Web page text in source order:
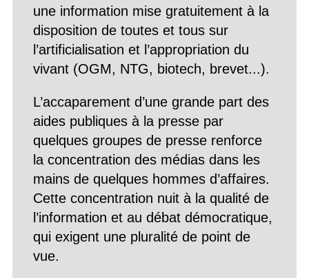
une information mise gratuitement à la
disposition de toutes et tous sur
l’artificialisation et l’appropriation du
vivant (OGM, NTG, biotech, brevet...).
L’accaparement d’une grande part des
aides publiques à la presse par
quelques groupes de presse renforce
la concentration des médias dans les
mains de quelques hommes d’affaires.
Cette concentration nuit à la qualité de
l’information et au débat démocratique,
qui exigent une pluralité de point de
vue.